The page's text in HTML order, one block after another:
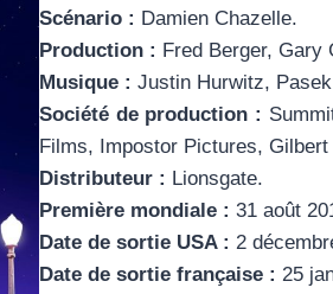
Scénario : Damien Chazelle.
Production : Fred Berger,
Musique : Justin Hurwitz,
Société de production :
Films, Impostor Pictures,
Distributeur : Lionsgate.
Première mondiale :31 août
Date de sortie USA : 2
Date de sortie française : 25